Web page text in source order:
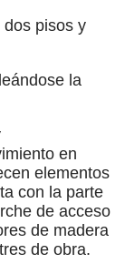
dos pisos y
la
en
elementos
con la parte
de acceso
de madera
de obra.